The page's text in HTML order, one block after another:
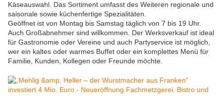
Käseauswahl. Das Sortiment umfasst des Weiteren regionale und
saisonale sowie küchenfertige Spezialitäten.
Geöffnet ist von Montag bis Samstag täglich von 7 bis 19 Uhr.
Auch Großabnehmer sind willkommen. Der Werksverkauf ist ideal
für Gastronomie oder Vereine und auch Partyservice ist möglich,
wer ein kaltes oder warmes Buffet oder ein komplettes Menü für
Familie, Kunden, Kollegen oder Freunde möchte.